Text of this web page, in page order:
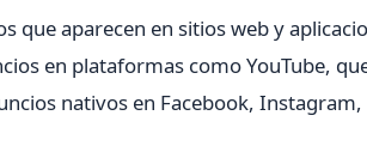
que aparecen en sitios web y
en plataformas como YouTube,
nativos en Facebook,